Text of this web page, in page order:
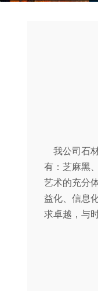
我公司石
有：芝麻黑
艺术的充分
益化、信息
求卓越，与